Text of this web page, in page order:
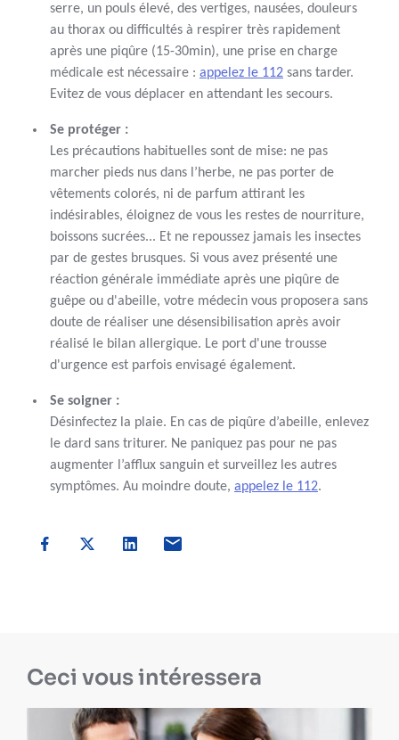
serre, un pouls élevé, des vertiges, nausées, douleurs
au thorax ou difficultés à respirer très rapidement
après une piqûre (15-30min), une prise en charge
médicale est nécessaire : appelez le 112 sans tarder.
Evitez de vous déplacer en attendant les secours.
Se protéger :
Les précautions habituelles sont de mise: ne pas
marcher pieds nus dans l’herbe, ne pas porter de
vêtements colorés, ni de parfum attirant les
indésirables, éloignez de vous les restes de nourriture,
boissons sucrées... Et ne repoussez jamais les insectes
par de gestes brusques. Si vous avez présenté une
réaction générale immédiate après une piqûre de
guêpe ou d'abeille, votre médecin vous proposera sans
doute de réaliser une désensibilisation après avoir
réalisé le bilan allergique. Le port d'une trousse
d'urgence est parfois envisagé également.
Se soigner :
Désinfectez la plaie. En cas de piqûre d’abeille, enlevez
le dard sans triturer. Ne paniquez pas pour ne pas
augmenter l’afflux sanguin et surveillez les autres
symptômes. Au moindre doute, appelez le 112.
Ceci vous intéressera